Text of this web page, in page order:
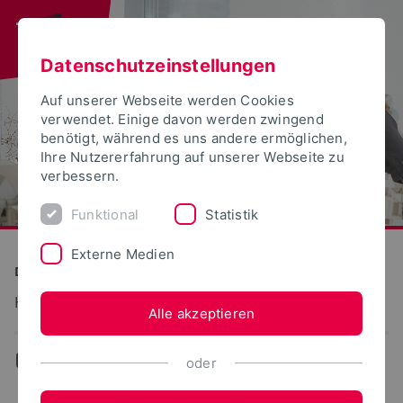
Detmolder Schule für Gestaltung
Humanwissenschaften
... Team
Datenschutzeinstellungen
Auf unserer Webseite werden Cookies
verwendet. Einige davon werden zwingend
benötigt, während es uns andere ermöglichen,
Ihre Nutzererfahrung auf unserer Webseite zu
verbessern.
Funktional Statistik
Externe Medien
Alle akzeptieren
oder